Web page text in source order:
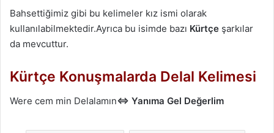
Bahsettiğimiz gibi bu kelimeler kız ismi olarak
kullanılabilmektedir.Ayrıca bu isimde bazı Kürtçe şarkılar
da mevcuttur.
Kürtçe Konuşmalarda Delal Kelimesi
Were cem min Delalamın⇔ Yanıma Gel Değerlim